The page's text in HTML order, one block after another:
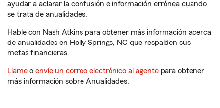
ayudar a aclarar la confusión e información errónea cuando
se trata de anualidades.
Hable con Nash Atkins para obtener más información acerca
de anualidades en Holly Springs, NC que respalden sus
metas financieras.
Llame o envíe un correo electrónico al agente para obtener
más información sobre Anualidades.